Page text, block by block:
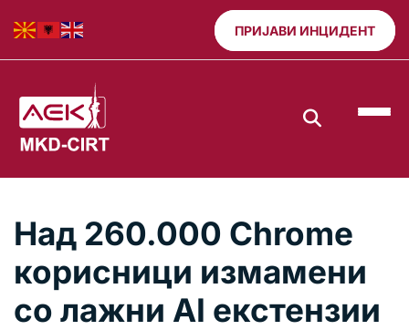
ПРИЈАВИ ИНЦИДЕНТ
Над 260.000 Chrome
корисници измамени
со лажни AI екстензии